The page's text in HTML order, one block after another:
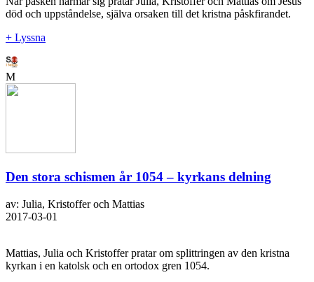
död och uppståndelse, själva orsaken till det kristna påskfirandet.
+ Lyssna
M
Den stora schismen år 1054 – kyrkans delning
av: Julia, Kristoffer och Mattias
2017-03-01
Mattias, Julia och Kristoffer pratar om splittringen av den kristna
kyrkan i en katolsk och en ortodox gren 1054.